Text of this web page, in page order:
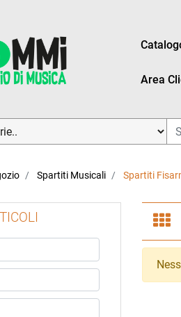
Area
filtro aggiorna automaticamente gli
Spartiti Musicali Spartiti
filtro aggiorna automaticamente